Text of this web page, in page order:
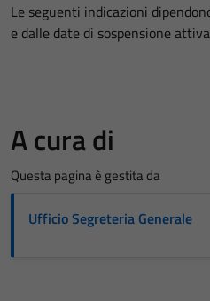
Le seguenti indicazioni
e dalle date di sospensione
A cura di
Questa pagina è gestita da
Ufficio Segreteria Generale